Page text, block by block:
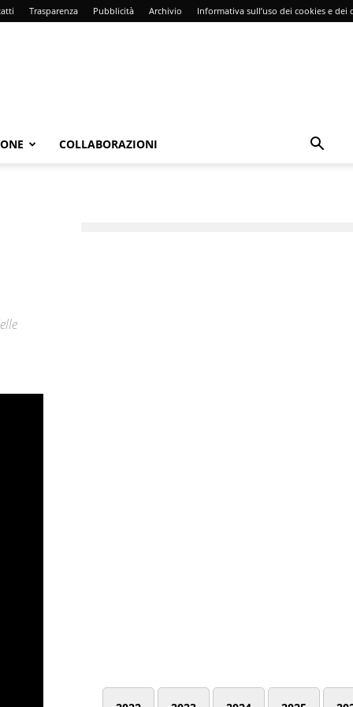
Trasparenza Pubblicità Archivio Informativa sull’uso dei cookies e dei
COLLABORAZIONI